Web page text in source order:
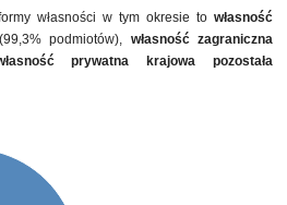
własności w tym okresie to własność
podmiotów), własność zagraniczna
prywatna krajowa pozostała